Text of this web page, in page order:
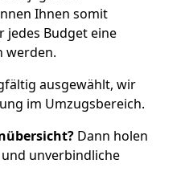
Ihnen somit
jedes Budget eine
werden.
ausgewählt, wir
im Umzugsbereich.
Dann holen
unverbindliche